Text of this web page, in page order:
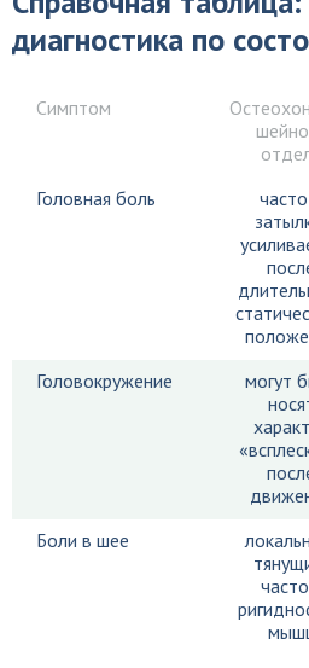
диагностика по
Симптом
Головная боль
Головокружение
могут
Боли в шее